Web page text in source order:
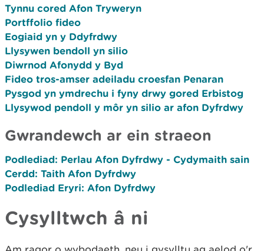
Tynnu cored Afon Tryweryn
Portffolio fideo
Eogiaid yn y Ddyfrdwy
Llysywen bendoll yn silio
Diwrnod Afonydd y Byd
Fideo tros-amser adeiladu croesfan Penaran
Pysgod yn ymdrechu i fyny drwy gored Erbistog
Llysywod pendoll y môr yn silio ar afon Dyfrdwy
Gwrandewch ar ein straeon
Podlediad: Perlau Afon Dyfrdwy - Cydymaith sain
Cerdd: Taith Afon Dyfrdwy
Podlediad Eryri: Afon Dyfrdwy
Cysylltwch â ni